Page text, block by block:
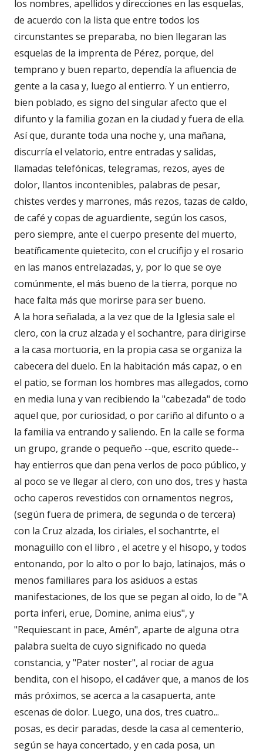
los nombres, apellidos y direcciones en las esquelas,
de acuerdo con la lista que entre todos los
circunstantes se preparaba, no bien llegaran las
esquelas de la imprenta de Pérez, porque, del
temprano y buen reparto, dependía la afluencia de
gente a la casa y, luego al entierro. Y un entierro,
bien poblado, es signo del singular afecto que el
difunto y la familia gozan en la ciudad y fuera de ella.
Así que, durante toda una noche y, una mañana,
discurría el velatorio, entre entradas y salidas,
llamadas telefónicas, telegramas, rezos, ayes de
dolor, llantos incontenibles, palabras de pesar,
chistes verdes y marrones, más rezos, tazas de caldo,
de café y copas de aguardiente, según los casos,
pero siempre, ante el cuerpo presente del muerto,
beatíficamente quietecito, con el crucifijo y el rosario
en las manos entrelazadas, y, por lo que se oye
comúnmente, el más bueno de la tierra, porque no
hace falta más que morirse para ser bueno.
A la hora señalada, a la vez que de la Iglesia sale el
clero, con la cruz alzada y el sochantre, para dirigirse
a la casa mortuoria, en la propia casa se organiza la
cabecera del duelo. En la habitación más capaz, o en
el patio, se forman los hombres mas allegados, como
en media luna y van recibiendo la "cabezada" de todo
aquel que, por curiosidad, o por cariño al difunto o a
la familia va entrando y saliendo. En la calle se forma
un grupo, grande o pequeño --que, escrito quede--
hay entierros que dan pena verlos de poco público, y
al poco se ve llegar al clero, con uno dos, tres y hasta
ocho caperos revestidos con ornamentos negros,
(según fuera de primera, de segunda o de tercera)
con la Cruz alzada, los ciriales, el sochantrte, el
monaguillo con el libro , el acetre y el hisopo, y todos
entonando, por lo alto o por lo bajo, latinajos, más o
menos familiares para los asiduos a estas
manifestaciones, de los que se pegan al oido, lo de "A
porta inferi, erue, Domine, anima eius", y
"Requiescant in pace, Amén", aparte de alguna otra
palabra suelta de cuyo significado no queda
constancia, y "Pater noster", al rociar de agua
bendita, con el hisopo, el cadáver que, a manos de los
más próximos, se acerca a la casapuerta, ante
escenas de dolor. Luego, una dos, tres cuatro...
posas, es decir paradas, desde la casa al cementerio,
según se haya concertado, y en cada posa, un